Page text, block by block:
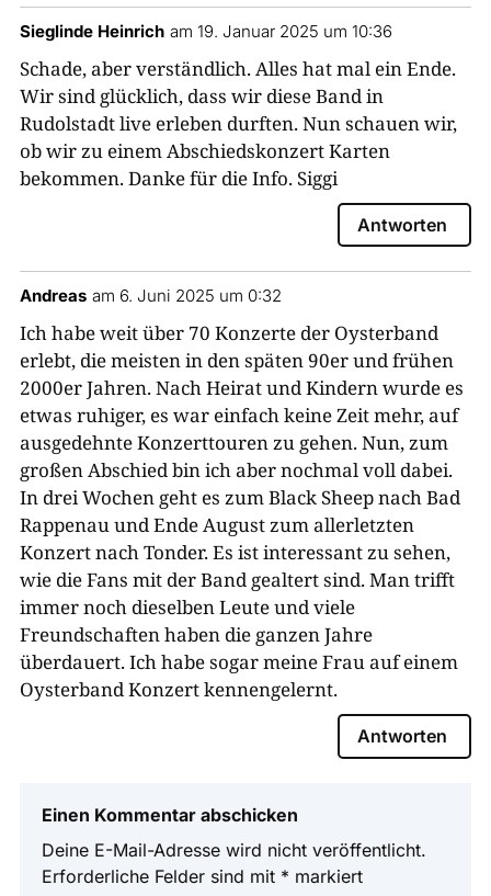
Sieglinde Heinrich am 19. Januar 2025 um 10:36
Schade, aber verständlich. Alles hat mal ein Ende.
Wir sind glücklich, dass wir diese Band in
Rudolstadt live erleben durften. Nun schauen wir,
ob wir zu einem Abschiedskonzert Karten
bekommen. Danke für die Info. Siggi
Antworten
Andreas am 6. Juni 2025 um 0:32
Ich habe weit über 70 Konzerte der Oysterband
erlebt, die meisten in den späten 90er und frühen
2000er Jahren. Nach Heirat und Kindern wurde es
etwas ruhiger, es war einfach keine Zeit mehr, auf
ausgedehnte Konzerttouren zu gehen. Nun, zum
großen Abschied bin ich aber nochmal voll dabei.
In drei Wochen geht es zum Black Sheep nach Bad
Rappenau und Ende August zum allerletzten
Konzert nach Tonder. Es ist interessant zu sehen,
wie die Fans mit der Band gealtert sind. Man trifft
immer noch dieselben Leute und viele
Freundschaften haben die ganzen Jahre
überdauert. Ich habe sogar meine Frau auf einem
Oysterband Konzert kennengelernt.
Antworten
Einen Kommentar abschicken
Deine E-Mail-Adresse wird nicht veröffentlicht.
Erforderliche Felder sind mit * markiert